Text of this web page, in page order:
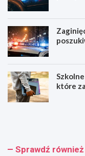
które
N
r
1
t Sprawdź również